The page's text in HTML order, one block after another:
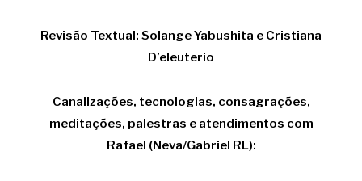
Revisão Textual: Solange Yabushita e Cristiana
D’eleuterio
Canalizações, tecnologias, consagrações,
meditações, palestras e atendimentos com
Rafael (Neva/Gabriel RL):